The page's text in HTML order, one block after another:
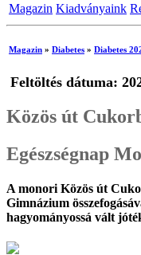
Magazin Kiadványaink
Magazin » Diabetes » Diabetes
Feltöltés dátuma:
Közös út
Egészségnap
A monori Közös út
Gimnázium
hagyományossá vált